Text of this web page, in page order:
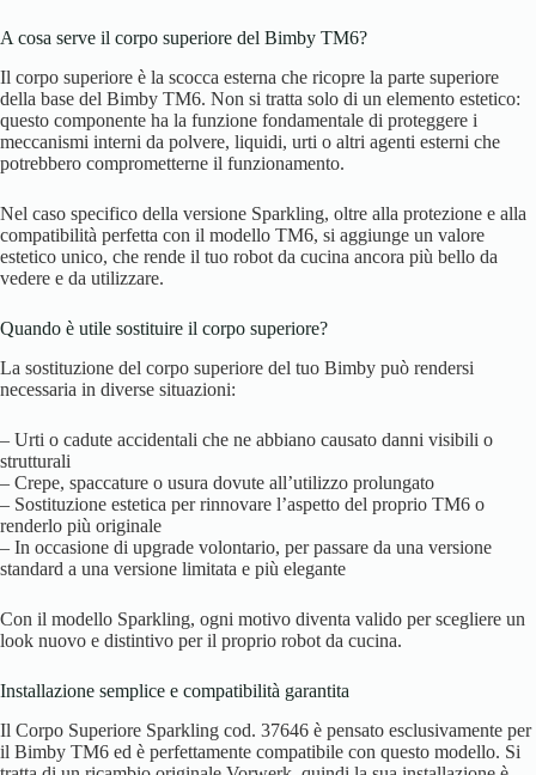
A cosa serve il corpo superiore del Bimby TM6?
Il corpo superiore è la scocca esterna che ricopre la parte superiore
della base del Bimby TM6. Non si tratta solo di un elemento estetico:
questo componente ha la funzione fondamentale di proteggere i
meccanismi interni da polvere, liquidi, urti o altri agenti esterni che
potrebbero comprometterne il funzionamento.
Nel caso specifico della versione Sparkling, oltre alla protezione e alla
compatibilità perfetta con il modello TM6, si aggiunge un valore
estetico unico, che rende il tuo robot da cucina ancora più bello da
vedere e da utilizzare.
Quando è utile sostituire il corpo superiore?
La sostituzione del corpo superiore del tuo Bimby può rendersi
necessaria in diverse situazioni:
– Urti o cadute accidentali che ne abbiano causato danni visibili o
strutturali
– Crepe, spaccature o usura dovute all’utilizzo prolungato
– Sostituzione estetica per rinnovare l’aspetto del proprio TM6 o
renderlo più originale
– In occasione di upgrade volontario, per passare da una versione
standard a una versione limitata e più elegante
Con il modello Sparkling, ogni motivo diventa valido per scegliere un
look nuovo e distintivo per il proprio robot da cucina.
Installazione semplice e compatibilità garantita
Il Corpo Superiore Sparkling cod. 37646 è pensato esclusivamente per
il Bimby TM6 ed è perfettamente compatibile con questo modello. Si